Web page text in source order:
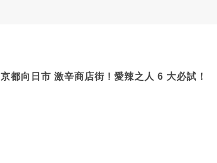
京都向日市 激辛商店街 ! 愛辣之人 6 大必試！